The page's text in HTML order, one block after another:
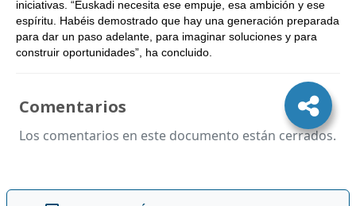
iniciativas. “Euskadi necesita ese empuje, esa ambición y ese
espíritu. Habéis demostrado que hay una generación preparada
para dar un paso adelante, para imaginar soluciones y para
construir oportunidades”, ha concluido.
Comentarios
Los comentarios en este documento están cerrados.